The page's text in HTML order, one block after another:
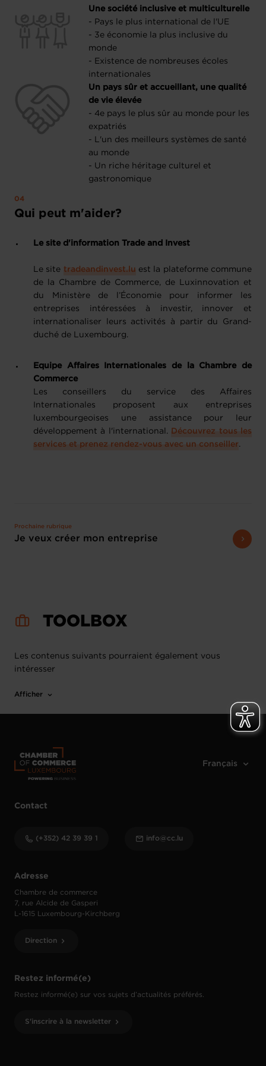
Une société inclusive et multiculturelle
- Pays le plus international de l'UE
- 3e économie la plus inclusive du
monde
- Existence de nombreuses écoles
internationales
Un pays sûr et accueillant, une qualité
de vie élevée
- 4e pays le plus sûr au monde pour les
expatriés
- L'un des meilleurs systèmes de santé
au monde
- Un riche héritage culturel et
gastronomique
Qui peut m'aider?
Le site d'information Trade and Invest
Le site tradeandinvest.lu est la plateforme commune
de la Chambre de Commerce, de Luxinnovation et
du Ministère de l’Économie pour informer les
entreprises intéressées à investir, innover et
internationaliser leurs activités à partir du Grand-
duché de Luxembourg.
Equipe Affaires Internationales de la Chambre de
Commerce
Les conseillers du service des Affaires
Internationales proposent aux entreprises
luxembourgeoises une assistance pour leur
développement à l'international.
Découvrez tous les
services et prenez rendez-vous avec un conseiller.
Prochaine rubrique
Je veux créer mon entreprise
TOOLBOX
Les contenus suivants pourraient également vous
intéresser
Afficher
Restez informé(e)
Restez informé(e) sur vos sujets d’actualités préférés.
S'inscrire à la newsletter
Adresse
Chambre de commerce
7, rue Alcide de Gasperi
L-1615 Luxembourg-Kirchberg
Direction
Contact
(+352) 42 39 39 1 info@cc.lu